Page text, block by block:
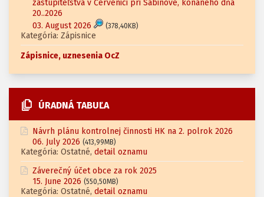
zastupiteľstva v Červenici pri Sabinove, konaného dňa
20..2026
03. August 2026
(378,40KB)
Kategória: Zápisnice
Zápisnice, uznesenia OcZ
ÚRADNÁ TABUĽA
Návrh plánu kontrolnej činnosti HK na 2. polrok 2026
06. July 2026 (413,99MB)
Kategória: Ostatné, detail oznamu
Záverečný účet obce za rok 2025
15. June 2026 (550,50MB)
Kategória: Ostatné, detail oznamu